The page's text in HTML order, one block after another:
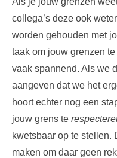
collega’s deze ook
worden gehouden met
taak om jouw grenzen te
vaak spannend. Als we
aangeven dat we het
hoort echter nog een
jouw grens te
kwetsbaar op te stellen.
maken om daar geen